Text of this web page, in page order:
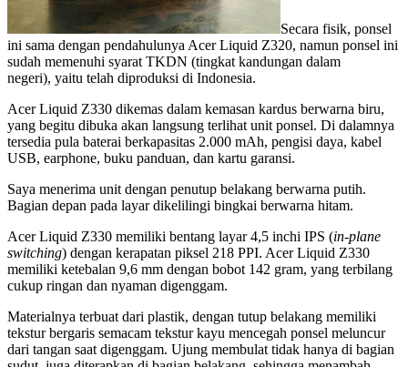
Secara fisik, ponsel
ini sama dengan pendahulunya Acer Liquid Z320, namun ponsel ini
sudah memenuhi syarat TKDN (tingkat kandungan dalam
negeri), yaitu telah diproduksi di Indonesia.
Acer Liquid Z330 dikemas dalam kemasan kardus berwarna biru,
yang begitu dibuka akan langsung terlihat unit ponsel. Di dalamnya
tersedia pula baterai berkapasitas 2.000 mAh, pengisi daya, kabel
USB, earphone, buku panduan, dan kartu garansi.
Saya menerima unit dengan penutup belakang berwarna putih.
Bagian depan pada layar dikelilingi bingkai berwarna hitam.
Acer Liquid Z330 memiliki bentang layar 4,5 inchi IPS (in-plane
switching) dengan kerapatan piksel 218 PPI. Acer Liquid Z330
memiliki ketebalan 9,6 mm dengan bobot 142 gram, yang terbilang
cukup ringan dan nyaman digenggam.
Materialnya terbuat dari plastik, dengan tutup belakang memiliki
tekstur bergaris semacam tekstur kayu mencegah ponsel meluncur
dari tangan saat digenggam. Ujung membulat tidak hanya di bagian